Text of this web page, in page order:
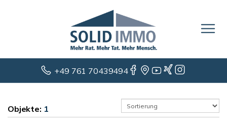
+49 761 70439494
Objekte: 1